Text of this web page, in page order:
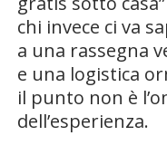
chi invece ci va
a una rassegna
e una logistica
il punto non è
dell’esperienza.